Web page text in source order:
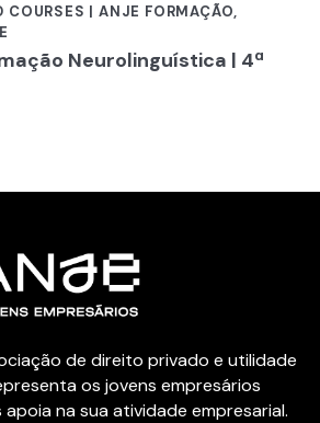
COURSES | ANJE FORMAÇÃO,
Neurolinguística | 4ª
de direito privado e utilidade
os jovens empresários
na sua atividade empresarial.